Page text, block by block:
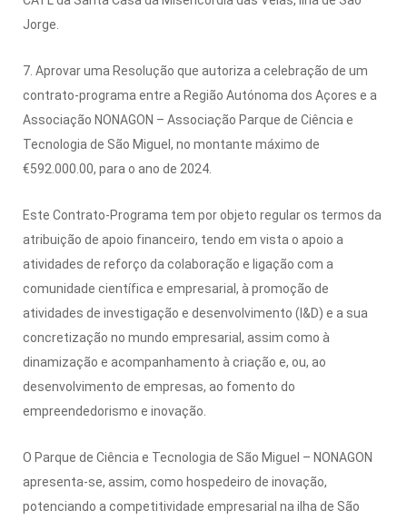
Jorge.
7. Aprovar uma Resolução que autoriza a celebração de um
contrato-programa entre a Região Autónoma dos Açores e a
Associação NONAGON – Associação Parque de Ciência e
Tecnologia de São Miguel, no montante máximo de
€592.000.00, para o ano de 2024.
Este Contrato-Programa tem por objeto regular os termos da
atribuição de apoio financeiro, tendo em vista o apoio a
atividades de reforço da colaboração e ligação com a
comunidade científica e empresarial, à promoção de
atividades de investigação e desenvolvimento (I&D) e a sua
concretização no mundo empresarial, assim como à
dinamização e acompanhamento à criação e, ou, ao
desenvolvimento de empresas, ao fomento do
empreendedorismo e inovação.
O Parque de Ciência e Tecnologia de São Miguel – NONAGON
apresenta-se, assim, como hospedeiro de inovação,
potenciando a competitividade empresarial na ilha de São